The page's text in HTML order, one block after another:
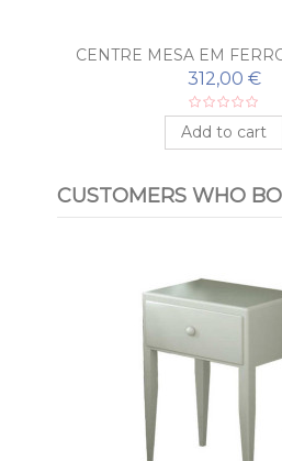
CENTRE MESA EM
ANTEQUERA
312,00 €
Add to cart
CUSTOMERS WHO